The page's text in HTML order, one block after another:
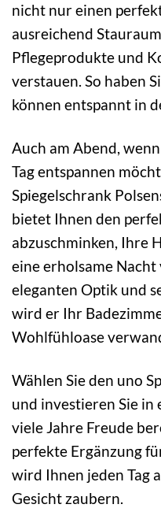
nicht nur einen
ausreichend
Pflegeprodukte und
verstauen. So haben
können entspannt in
Auch am Abend,
Tag entspannen
Spiegelschrank
bietet Ihnen den
abzuschminken, Ihre
eine erholsame
eleganten Optik und
wird er Ihr
Wohlfühloase
Wählen Sie den uno
und investieren Sie in
viele Jahre Freude
perfekte Ergänzung
wird Ihnen jeden Tag
Gesicht zaubern.